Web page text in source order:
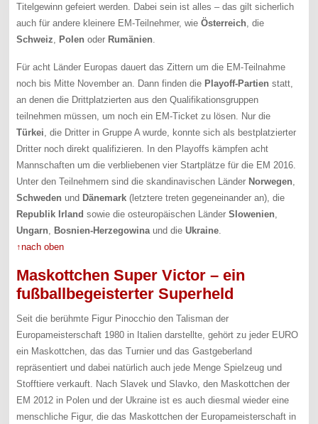
Titelgewinn gefeiert werden. Dabei sein ist alles – das gilt sicherlich
auch für andere kleinere EM-Teilnehmer, wieÖsterreich , die
Schweiz
Polen oder Rumänien
Für acht Länder Europas dauert das Zittern um die EM-Teilnahme
noch bis Mitte November an. Dann finden die Playoff-Partien statt,
an denen die Drittplatzierten aus den Qualifikationsgruppen
teilnehmen müssen, um noch ein EM-Ticket zu lösen. Nur die
Türkei, die Dritter in Gruppe A wurde, konnte sich als bestplatzierter
Dritter noch direkt qualifizieren. In den Playoffs kämpfen acht
Mannschaften um die verbliebenen vier Startplätze für die EM 2016.
Unter den Teilnehmern sind die skandinavischen Länder Norwegen,
Schweden und Dänemark (letztere treten gegeneinander an), die
Republik Irland sowie die osteuropäischen LänderSlowenien,
Ungarn, Bosnien-Herzegowinaund dieUkraine.
↑nach oben
Maskottchen Super Victor – ein
fußballbegeisterter Superheld
Seit die berühmte Figur Pinocchio den Talisman der
Europameisterschaft 1980 in Italien darstellte, gehört zu jeder EURO
ein Maskottchen, das das Turnier und das Gastgeberland
repräsentiert und dabei natürlich auch jede Menge Spielzeug und
Stofftiere verkauft. Nach Slavek und Slavko, den Maskottchen der
EM 2012 in Polen und der Ukraine ist es auch diesmal wieder eine
menschliche Figur, die das Maskottchen der Europameisterschaft in